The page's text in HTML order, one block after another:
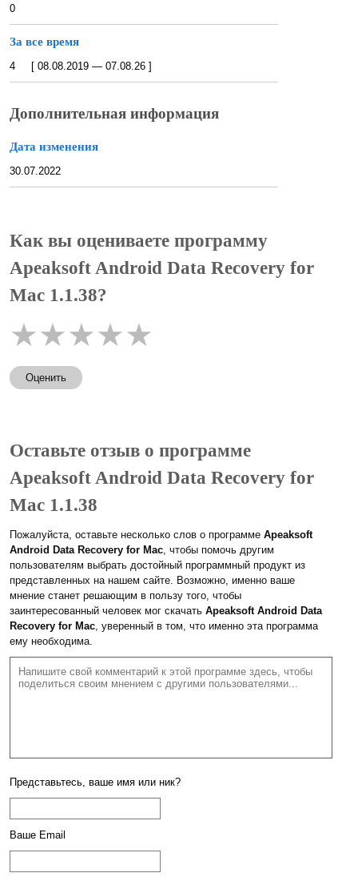
0
За все время
4 [ 08.08.2019 — 07.08.26 ]
Дополнительная информация
Дата изменения
30.07.2022
Как вы оцениваете программу
Apeaksoft Android Data Recovery for
Mac 1.1.38?
★★★★★
Оценить
Оставьте отзыв о программе
Apeaksoft Android Data Recovery for
Mac 1.1.38
Пожалуйста, оставьте несколько слов о программе Apeaksoft
Android Data Recovery for Mac, чтобы помочь другим
пользователям выбрать достойный программный продукт из
представленных на нашем сайте. Возможно, именно ваше
мнение станет решающим в пользу того, чтобы
заинтересованный человек мог скачать Apeaksoft Android Data
Recovery for Mac, уверенный в том, что именно эта программа
ему необходима.
Представьтесь, ваше имя или ник?
Ваше Email